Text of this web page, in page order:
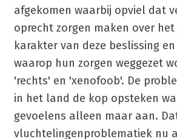
afgekomen waarbij opviel dat
oprecht zorgen maken over
karakter van deze beslissing
waarop hun zorgen weggezet
'rechts' en 'xenofoob'. De
in het land de kop opsteken
gevoelens alleen maar aan.
vluchtelingenproblematiek nu